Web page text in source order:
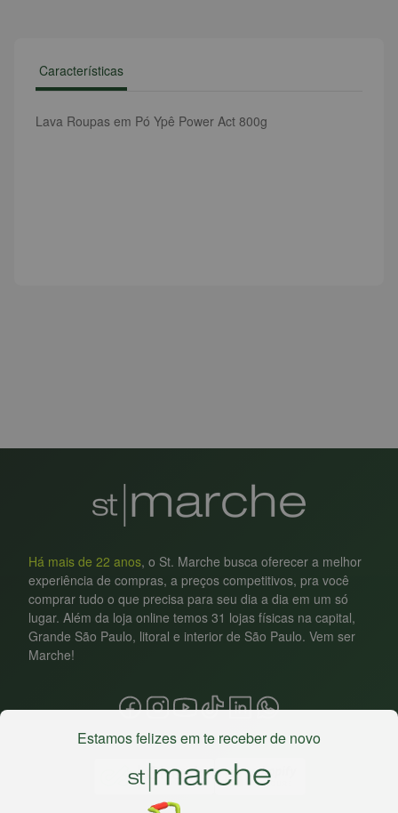
Características
Lava Roupas em Pó Ypê Power Act 800g
Há mais de 22 anos, o St. Marche busca oferecer a melhor
experiência de compras, a preços competitivos, pra você
comprar tudo o que precisa para seu dia a dia em um só
lugar. Além da loja online temos 31 lojas físicas na capital,
Grande São Paulo, litoral e interior de São Paulo. Vem ser
Marche!
Estamos felizes em te receber de novo